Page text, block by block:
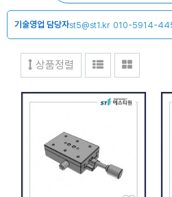
기술영업 담당자st5@st1.kr 010-5914-
상품정렬